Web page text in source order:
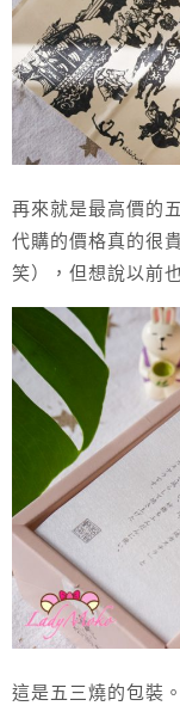
再來就是最高價的
代購的價格真的很
笑），但想說以前
這是五三燒的包裝。